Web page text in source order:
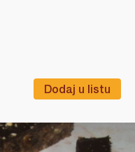
Dodaj u listu